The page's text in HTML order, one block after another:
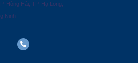
Hồng Hải, TP. Hạ Long,
Ninh